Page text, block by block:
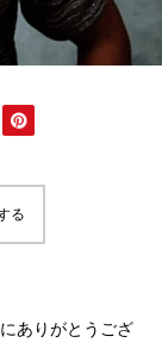
る
ありがとうござ